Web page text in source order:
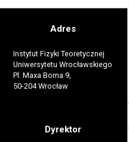
Adres
Instytut Fizyki Teoretycznej
Uniwersytetu Wrocławskiego
Pl. Maxa Borna 9,
50-204 Wrocław
Dyrektor